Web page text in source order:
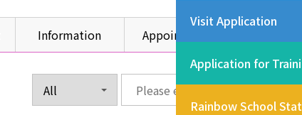
Visit Application
Application for
Rainbow School
Information Appointment